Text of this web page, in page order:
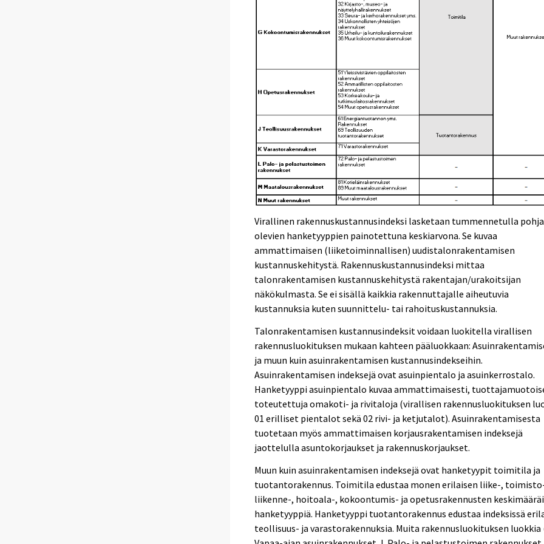
Virallinen rakennuskustannusindeksi lasketaan tummennetulla
olevien hanketyyppien painotettuna keskiarvona. Se kuvaa
ammattimaisen (liiketoiminnallisen) uudistalonrakentamisen
kustannuskehitystä. Rakennuskustannusindeksi mittaa
talonrakentamisen kustannuskehitystä rakentajan/urakoitsijan
näkökulmasta. Se ei sisällä kaikkia rakennuttajalle aiheutuvia
kustannuksia kuten suunnittelu- tai rahoituskustannuksia.
Talonrakentamisen kustannusindeksit voidaan luokitella virallisen
rakennusluokituksen mukaan kahteen pääluokkaan:
ja muun kuin asuinrakentamisen kustannusindekseihin.
Asuinrakentamisen indeksejä ovat asuinpientalo ja asuinkerrostalo.
Hanketyyppi asuinpientalo kuvaa ammattimaisesti,
toteutettuja omakoti- ja rivitaloja (virallisen rakennusluokituksen
01 erilliset pientalot sekä 02 rivi- ja ketjutalot). Asuinrakentamisesta
tuotetaan myös ammattimaisen korjausrakentamisen indeksejä
jaottelulla asuntokorjaukset ja rakennuskorjaukset.
Muun kuin asuinrakentamisen indeksejä ovat hanketyypit toimitila ja
tuotantorakennus. Toimitila edustaa monen erilaisen liike-,
liikenne-, hoitoala-, kokoontumis- ja opetusrakennusten
hanketyyppiä. Hanketyyppi tuotantorakennus edustaa indeksissä
teollisuus- ja varastorakennuksia. Muita rakennusluokituksen luokkia